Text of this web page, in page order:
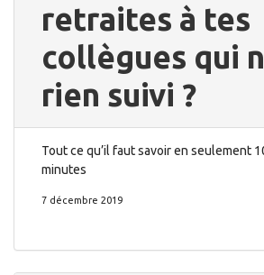
retraites à tes
collègues qui
rien suivi ?
Tout ce qu’il faut savoir en seulement
minutes
7 décembre 2019